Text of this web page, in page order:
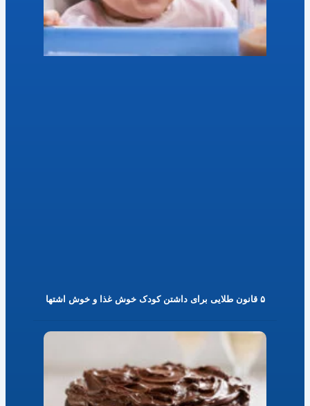
۵ قانون طلایی برای داشتن کودک خوش غذا و خوش اشتها